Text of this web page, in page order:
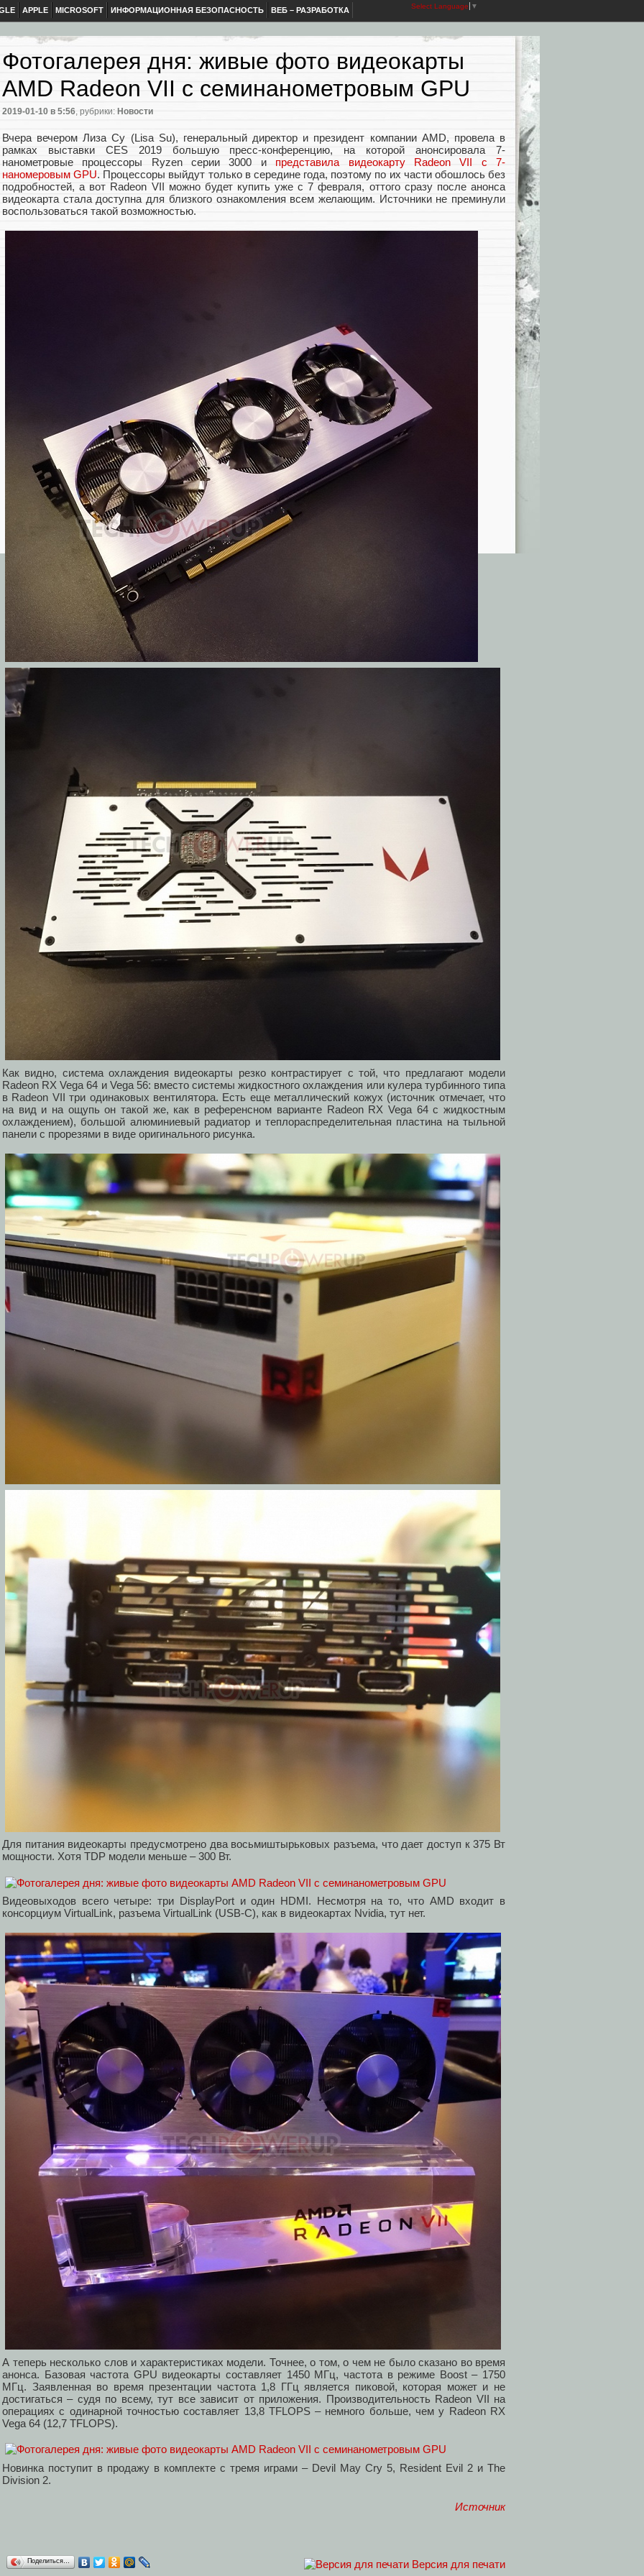
APPLE MICROSOFT ИНФОРМАЦИОННАЯ БЕЗОПАСНОСТЬ ВЕБ – РАЗРАБОТКА Select Language ▼
Фотогалерея дня: живые фото видеокарты
AMD Radeon VII с семинанометровым GPU
2019-01-10 в 5:56, рубрики: Новости
Вчера вечером Лиза Су (Lisa Su), генеральный директор и президент компании AMD, провела в
рамках выставки CES 2019 большую пресс-конференцию, на которой анонсировала 7-
нанометровые процессоры Ryzen серии 3000 и представила видеокарту Radeon VII с 7-
наномеровым GPU. Процессоры выйдут только в середине года, поэтому по их части обошлось без
подробностей, а вот Radeon VII можно будет купить уже с 7 февраля, оттого сразу после анонса
видеокарта стала доступна для близкого ознакомления всем желающим. Источники не преминули
воспользоваться такой возможностью.
Как видно, система охлаждения видеокарты резко контрастирует с той, что предлагают модели
Radeon RX Vega 64 и Vega 56: вместо системы жидкостного охлаждения или кулера турбинного типа
в Radeon VII три одинаковых вентилятора. Есть еще металлический кожух (источник отмечает, что
на вид и на ощупь он такой же, как в референсном варианте Radeon RX Vega 64 с жидкостным
охлаждением), большой алюминиевый радиатор и теплораспределительная пластина на тыльной
панели с прорезями в виде оригинального рисунка.
Для питания видеокарты предусмотрено два восьмиштырьковых разъема, что дает доступ к 375 Вт
мощности. Хотя TDP модели меньше – 300 Вт.
Видеовыходов всего четыре: три DisplayPort и один HDMI. Несмотря на то, что AMD входит в
консорциум VirtualLink, разъема VirtualLink (USB-C), как в видеокартах Nvidia, тут нет.
А теперь несколько слов и характеристиках модели. Точнее, о том, о чем не было сказано во время
анонса. Базовая частота GPU видеокарты составляет 1450 МГц, частота в режиме Boost – 1750
МГц. Заявленная во время презентации частота 1,8 ГГц является пиковой, которая может и не
достигаться – судя по всему, тут все зависит от приложения. Производительность Radeon VII на
операциях с одинарной точностью составляет 13,8 TFLOPS – немного больше, чем у Radeon RX
Vega 64 (12,7 TFLOPS).
Новинка поступит в продажу в комплекте с тремя играми – Devil May Cry 5, Resident Evil 2 и The
Division 2.
Источник
Версия для печати
Поделиться…